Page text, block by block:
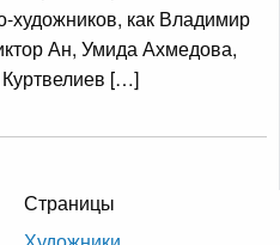
художников, как Владимир
Ан, Умида Ахмедова,
[…]
Страницы